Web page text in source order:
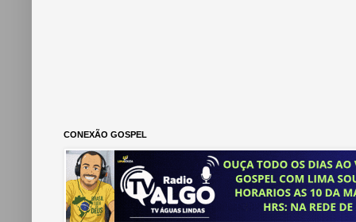
CONEXÃO GOSPEL